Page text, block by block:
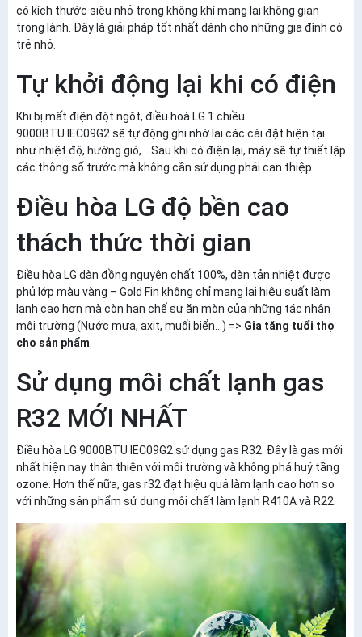
có kích thước siêu nhỏ trong không khí mang lại không gian
trong lành. Đây là giải pháp tốt nhất dành cho những gia đình có
trẻ nhỏ.
Tự khởi động lại khi có điện
Khi bị mất điện đột ngột, điều hoà LG 1 chiều
9000BTU IEC09G2 sẽ tự động ghi nhớ lại các cài đặt hiện tại
như nhiệt độ, hướng gió,… Sau khi có điện lại, máy sẽ tự thiết lập
các thông số trước mà không cần sử dụng phải can thiệp
Điều hòa LG độ bền cao
thách thức thời gian
Điều hòa LG dàn đồng nguyên chất 100%, dàn tản nhiệt được
phủ lớp màu vàng – Gold Fin không chỉ mang lại hiệu suất làm
lạnh cao hơn mà còn hạn chế sự ăn mòn của những tác nhân
môi trường (Nước mưa, axit, muối biển...) => Gia tăng tuổi thọ
cho sản phẩm
Sử dụng môi chất lạnh gas
R32 MỚI NHẤT
Điều hòa LG 9000BTU IEC09G2 sử dụng gas R32. Đây là gas mới
nhất hiện nay thân thiện với môi trường và không phá huỷ tầng
ozone. Hơn thế nữa, gas r32 đạt hiệu quả làm lạnh cao hơn so
với những sản phẩm sử dụng môi chất làm lạnh R410A và R22.